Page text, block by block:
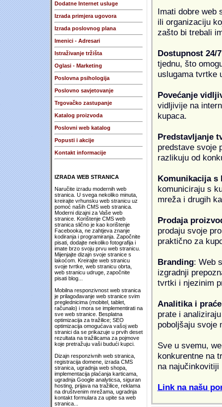
Dodatne Internet usluge
Izrada primjera ugovora
Izrada poslovnog plana
Imenici - Adresari
Istraživanje tržišta
Oglasi - Marketing
Poslovna psihologija
Poslovno savjetovanje
Trgovačko zastupanje
Katalog proizvoda
Poslovni web katalog
Popusti i akcije
Kontakt informacije
IZRADA WEB STRANICA
Naručite izradu modernih web
stranica. U svega nekoliko minuta,
kreirajte vrhunsku web stranicu uz
pomoć naših CMS web stranica.
Moderni dizajni za Vaše web
stranice. Korištenje CMS web
stranica slično je kao korištenje
Facebooka, ne zahtjeva znanje
kodiranja i programiranja. Započnite
pisati, dodajte nekoliko fotografija i
imate brzo svoju prvu web stranicu.
Mijenjajte dizajn svoje stranice s
lakoćom. Kreirajte web stranicu
svoje tvrtke, web stranicu obrta,
web stranicu udruge, započnite
pisati blog...
Mobilna responzivnost web stranica
je prilagođavanje web stranice svim
preglednicima (mobitel, tablet,
računalo) i mora se implementirati na
sve web stranice. Besplatna
optimizacija za tražilice; SEO
optimizacija omogućava vašoj web
stranici da se prikazuje u prvih deset
rezultata na tražilicama za pojmove
koje pretražuju vaši budući kupci.
Dizajn responzivnih web stranica,
registracija domene, izrada CMS
stranica, ugradnja web shopa,
implementacija plaćanja karticama,
ugradnja Google analyticsa, siguran
hosting, prijava na tražilice, reklama
na društvenim mrežama, ugradnja
kontakt formulara za upite sa web
stranica...
Imati dobre web
ili organizaciju
zašto bi trebali
Dostupnost 24/7
tjednu, što
uslugama tvrtke
Povećanje
vidljivije na
kupaca.
Predstavljanje
predstave svoje
razlikuju od
Komunikacija s
komuniciraju s
mreža i drugih
Prodaja
prodaju svoje
praktično za
Branding: Web
izgradnji
tvrtki i njezinim
Analitika i
prate i
poboljšaju svoje
Sve u svemu,
konkurentne na
na najučinkovitiji
Link na našu